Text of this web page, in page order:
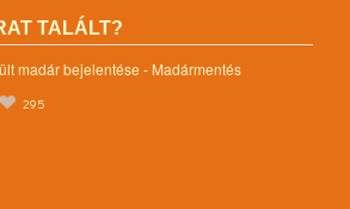
TALÁLT?
madár bejelentése - Madármentés
295